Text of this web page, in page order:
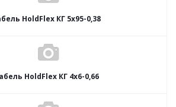
HoldFlex КГ 5x95-0,38
HoldFlex КГ 4x6-0,66